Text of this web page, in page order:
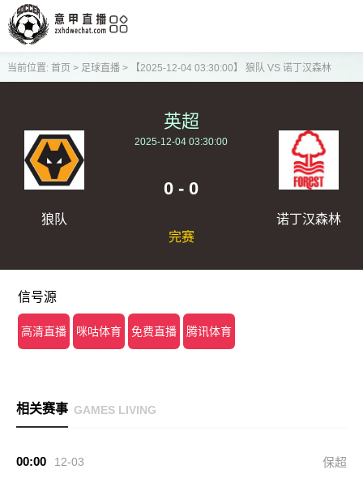
当前位置: 首页 > 足球直播> 【2025-12-04 03:30:00】 狼队 VS 诺丁汉森林
狼队
英超
2025-12-04 03:30:00
0 - 0
完赛
诺丁汉森林
信号源
高清直播 咪咕体育 免费直播 腾讯体育
相关赛事 GAMES LIVING
00:00 12-03 保超